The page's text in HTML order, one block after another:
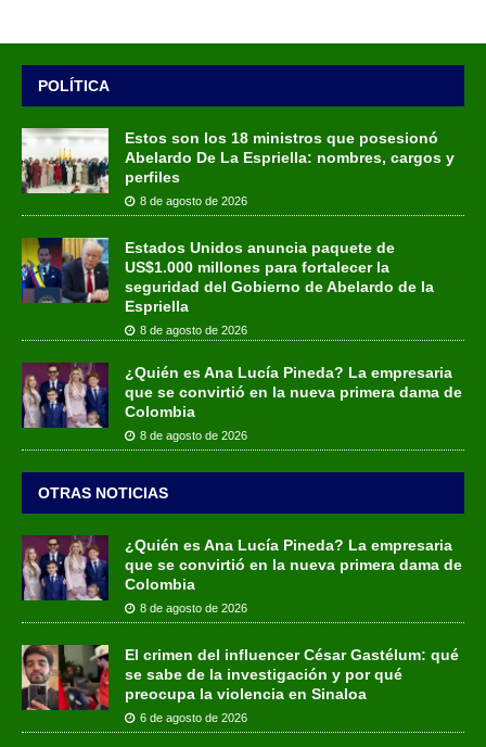
POLÍTICA
Estos son los 18 ministros que posesionó
Abelardo De La Espriella: nombres, cargos y
perfiles
8 de agosto de 2026
Estados Unidos anuncia paquete de
US$1.000 millones para fortalecer la
seguridad del Gobierno de Abelardo de la
Espriella
8 de agosto de 2026
¿Quién es Ana Lucía Pineda? La empresaria
que se convirtió en la nueva primera dama de
Colombia
8 de agosto de 2026
OTRAS NOTICIAS
¿Quién es Ana Lucía Pineda? La empresaria
que se convirtió en la nueva primera dama de
Colombia
8 de agosto de 2026
El crimen del influencer César Gastélum: qué
se sabe de la investigación y por qué
preocupa la violencia en Sinaloa
6 de agosto de 2026